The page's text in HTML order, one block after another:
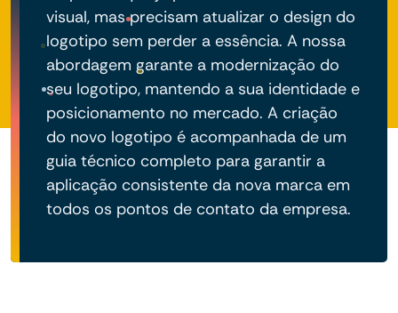
visual, mas precisam atualizar o design do
logotipo sem perder a essência. A nossa
abordagem garante a modernização do
seu logotipo, mantendo a sua identidade e
posicionamento no mercado. A criação
do novo logotipo é acompanhada de um
guia técnico completo para garantir a
aplicação consistente da nova marca em
todos os pontos de contato da empresa.